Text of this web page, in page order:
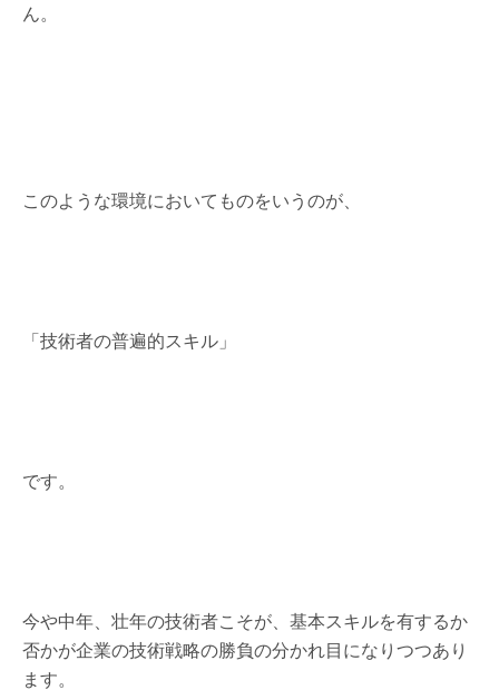
ん。
このような環境においてものをいうのが、
「技術者の普遍的スキル」
です。
今や中年、壮年の技術者こそが、基本スキルを有するか
否かが企業の技術戦略の勝負の分かれ目になりつつあり
ます。